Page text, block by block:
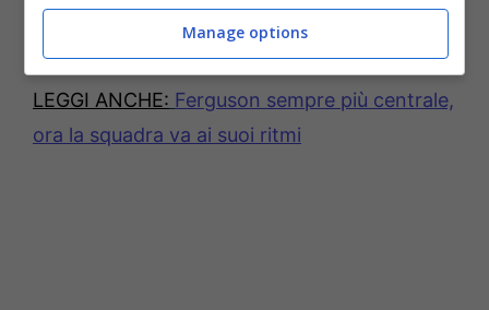
Moro.
LEGGI ANCHE: Ferguson sempre più centrale,
ora la squadra va ai suoi ritmi
Manage options